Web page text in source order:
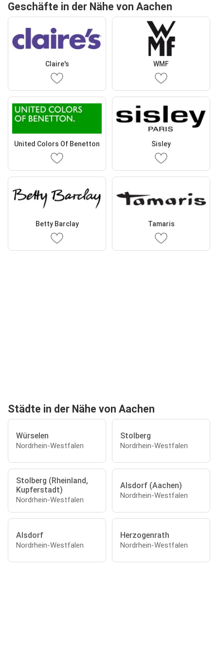
Geschäfte in der Nähe von Aachen
Claire's WMF
United Colors Of Benetton Sisley
Betty Barclay Tamaris
Städte in der Nähe von Aachen
Würselen
Nordrhein-Westfalen
Stolberg
Nordrhein-Westfalen
Stolberg (Rheinland,
Kupferstadt)
Nordrhein-Westfalen
Alsdorf (Aachen)
Nordrhein-Westfalen
Alsdorf
Nordrhein-Westfalen
Herzogenrath
Nordrhein-Westfalen